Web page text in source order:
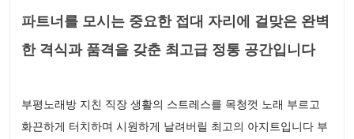
파트너를 모시는 중요한 접대 자리에 걸맞은 완벽
한 격식과 품격을 갖춘 최고급 정통 공간입니다
부평노래방 지친 직장 생활의 스트레스를 목청껏 노래 부르고
화끈하게 터치하며 시원하게 날려버릴 최고의 아지트입니다 부